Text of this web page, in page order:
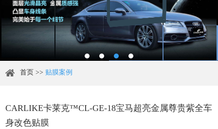
首页 >> 贴膜案例
CARLIKE卡莱克™CL-GE-18宝马超亮金属尊贵紫全车
身改色贴膜